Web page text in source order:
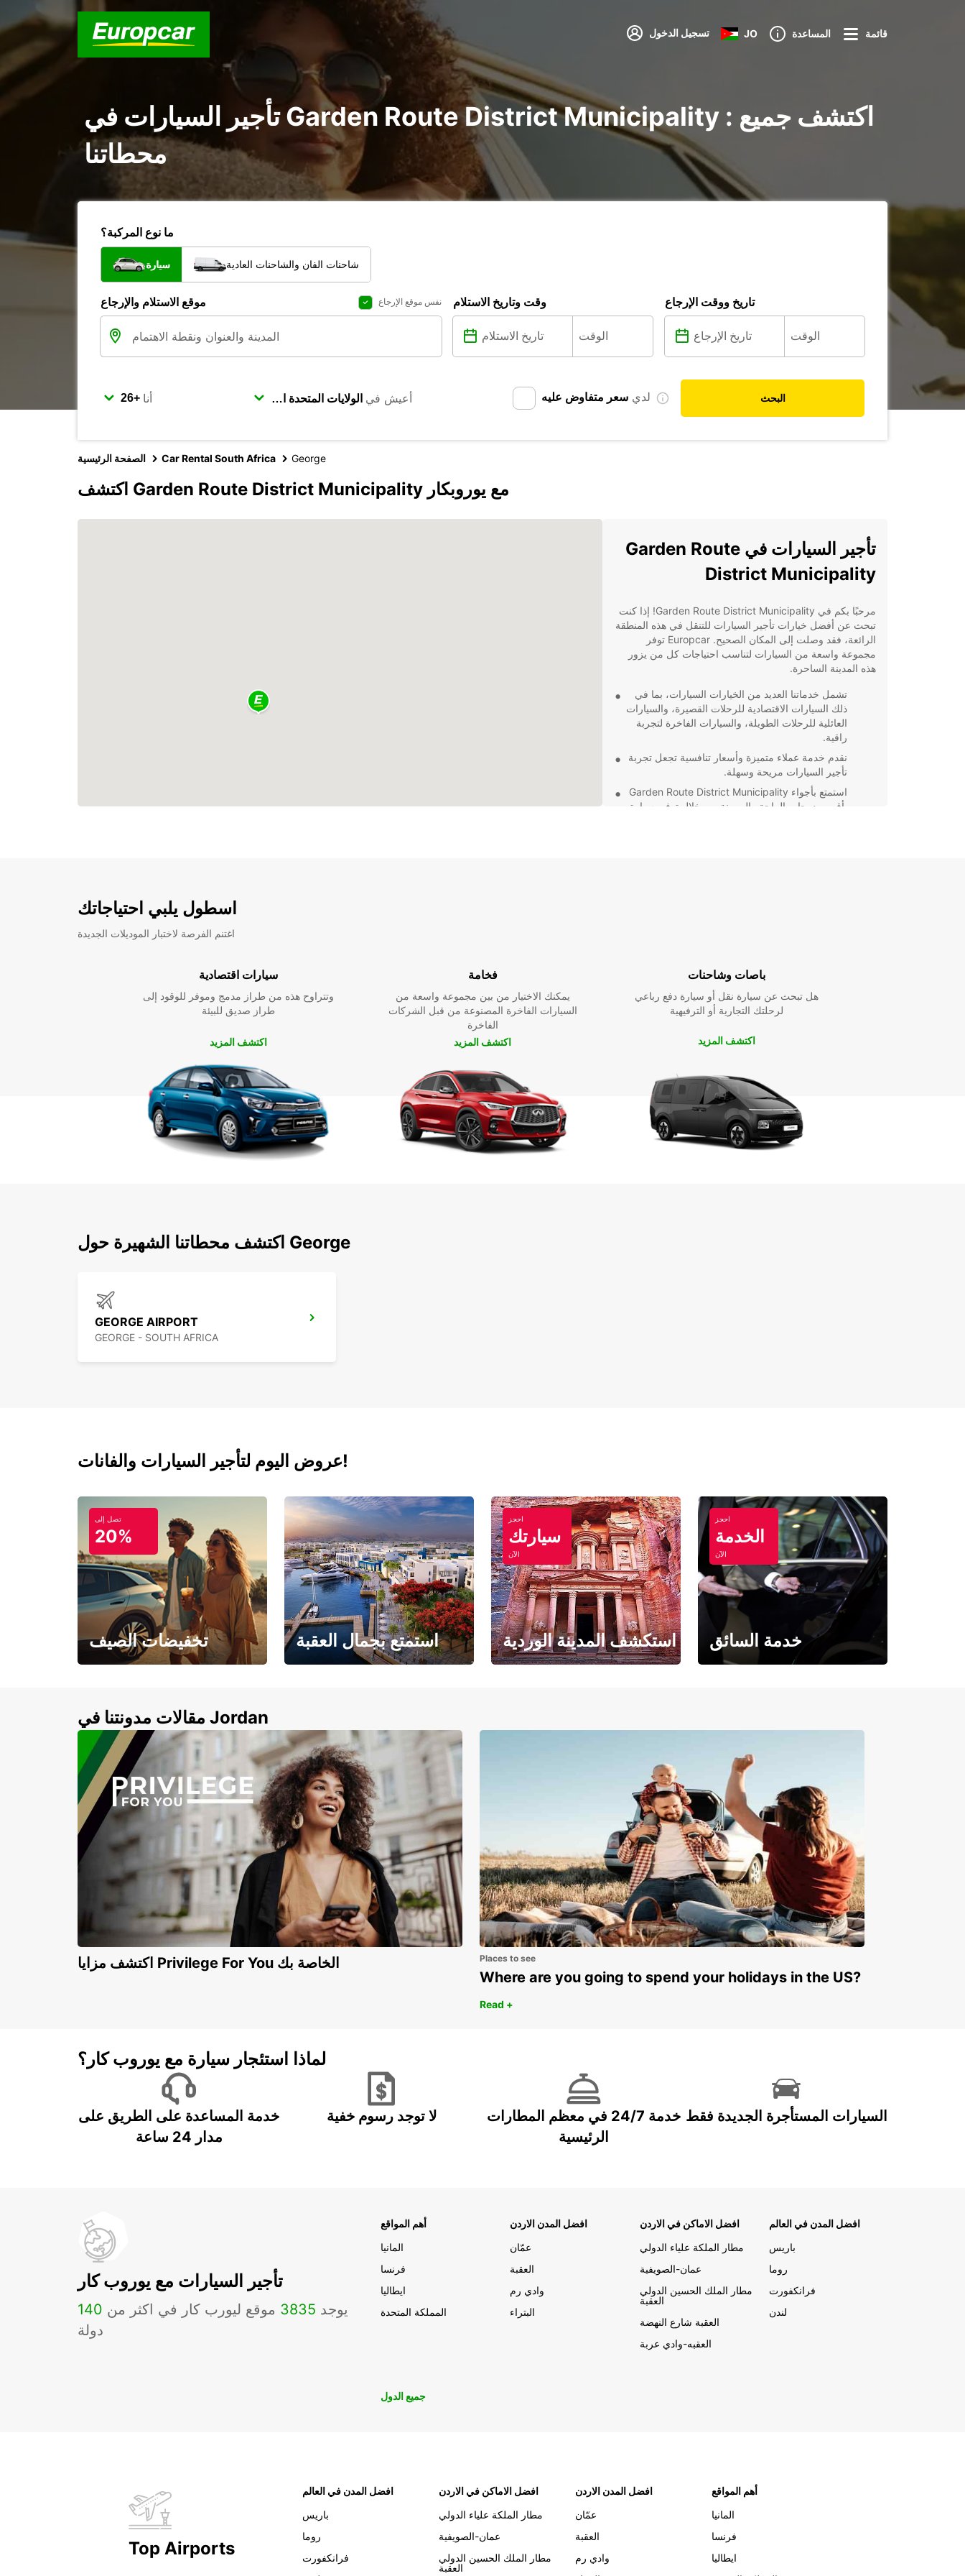
تسجيل الدخول JO المساعدة قائمة
تأجير السيارات في Garden Route District Municipality : اكتشف جميع
محطاتنا
ما نوع المركبة؟
سيارة شاحنات الفان والشاحنات العادية
موقع الاستلام والإرجاع نفس موقع الإرجاع وقت وتاريخ الاستلام تاريخ ووقت الإرجاع
أنا أعيش في لدي سعر متفاوض عليه البحث
الصفحة الرئيسية Car Rental South Africa George
اكتشف Garden Route District Municipality مع يوروبكار
تأجير السيارات في Garden Route
District Municipality
مرحبًا بكم في Garden Route District Municipality! إذا كنت
تبحث عن أفضل خيارات تأجير السيارات للتنقل في هذه المنطقة
الرائعة، فقد وصلت إلى المكان الصحيح. Europcar توفر
مجموعة واسعة من السيارات لتناسب احتياجات كل من يزور
هذه المدينة الساحرة.
تشمل خدماتنا العديد من الخيارات السيارات، بما في
ذلك السيارات الاقتصادية للرحلات القصيرة، والسيارات
العائلية للرحلات الطويلة، والسيارات الفاخرة لتجربة
راقية.
نقدم خدمة عملاء متميزة وأسعار تنافسية تجعل تجربة
تأجير السيارات مريحة وسهلة.
استمتع بأجواء Garden Route District Municipality
بأقصى درجات الراحة والمرونة من خلال توفير سيارة
اسطول يلبي احتياجاتك
اغتنم الفرصة لاختبار الموديلات الجديدة
سيارات اقتصادية
وتتراوح هذه من طراز مدمج وموفر للوقود إلى
طراز صديق للبيئة
اكتشف المزيد
فخامة
يمكنك الاختيار من بين مجموعة واسعة من
السيارات الفاخرة المصنوعة من قبل الشركات
الفاخرة
اكتشف المزيد
باصات وشاحنات
هل تبحث عن سيارة نقل أو سيارة دفع رباعي
لرحلتك التجارية أو الترفيهية
اكتشف المزيد
اكتشف محطاتنا الشهيرة حول George
GEORGE AIRPORT
GEORGE - SOUTH AFRICA
عروض اليوم لتأجير السيارات والفانات!
تصل إلى
20%
تخفيضات الصيف استمتع بجمال العقبة
احجز
سيارتك
الآن
استكشف المدينة الوردية
احجز
الخدمة
الآن
خدمة السائق
مقالات مدونتنا في Jordan
اكتشف مزايا Privilege For You الخاصة بك Places to see
Where are you going to spend your holidays in the US?
Read +
لماذا استئجار سيارة مع يوروب كار؟
خدمة المساعدة على الطريق على
مدار 24 ساعة
لا توجد رسوم خفية
خدمة 24/7 في معظم المطارات
الرئيسية
السيارات المستأجرة الجديدة فقط
تأجير السيارات مع يوروب كار
يوجد 3835 موقع ليورب كار في اكثر من 140
دولة
أهم المواقع
المانيا
فرنسا
ايطاليا
المملكة المتحدة
افضل المدن الاردن
عمّان
العقبة
وادي رم
البتراء
افضل الاماكن في الاردن
مطار الملكة علياء الدولي
عمان-الصويفية
مطار الملك الحسين الدولي
العقبة
العقبة شارع النهضة
العقبه-وادي عربة
افضل المدن في العالم
باريس
روما
فرانكفورت
لندن
جميع الدول
Top Airports
افضل المدن في العالم
باريس
روما
فرانكفورت
افضل الاماكن في الاردن
مطار الملكة علياء الدولي
عمان-الصويفية
مطار الملك الحسين الدولي
العقبة
افضل المدن الاردن
عمّان
العقبة
وادي رم
أهم المواقع
المانيا
فرنسا
ايطاليا